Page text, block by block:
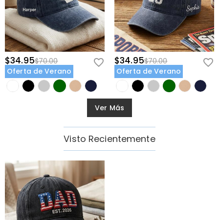
$34.95$70.00
Oferta de Verano
$34.95$70.00
Oferta de Verano
Ver Más
Visto Recientemente